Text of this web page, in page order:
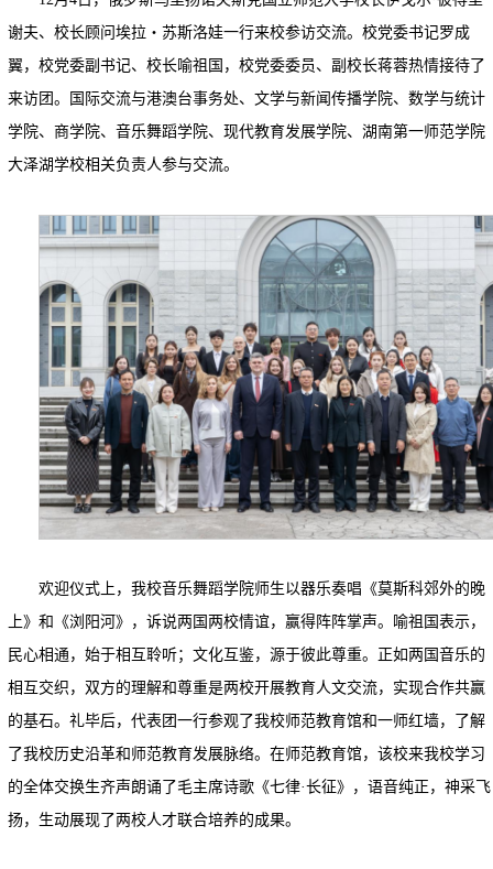
谢夫、校长顾问埃拉・苏斯洛娃一行来校参访交流。校党委书记罗成
翼，校党委副书记、校长喻祖国，校党委委员、副校长蒋蓉热情接待了
来访团。国际交流与港澳台事务处、文学与新闻传播学院、数学与统计
学院、商学院、音乐舞蹈学院、现代教育发展学院、湖南第一师范学院
大泽湖学校相关负责人参与交流。
欢迎仪式上，我校音乐舞蹈学院师生以器乐奏唱《莫斯科郊外的晚
上》和《浏阳河》，诉说两国两校情谊，赢得阵阵掌声。喻祖国表示，
民心相通，始于相互聆听；文化互鉴，源于彼此尊重。正如两国音乐的
相互交织，双方的理解和尊重是两校开展教育人文交流，实现合作共赢
的基石。礼毕后，代表团一行参观了我校师范教育馆和一师红墙，了解
了我校历史沿革和师范教育发展脉络。在师范教育馆，该校来我校学习
的全体交换生齐声朗诵了毛主席诗歌《七律·长征》，语音纯正，神采飞
扬，生动展现了两校人才联合培养的成果。